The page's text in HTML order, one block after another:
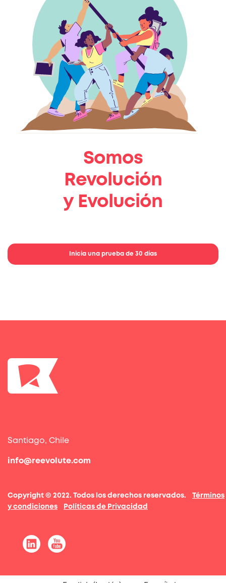
Somos
Revolución
y Evolución
Inicia una prueba de 30 días
Santiago, Chile
info@reevolute.com
Copyright © 2022. Todos los derechos reservados. Términos
y condiciones
Políticas de Privacidad